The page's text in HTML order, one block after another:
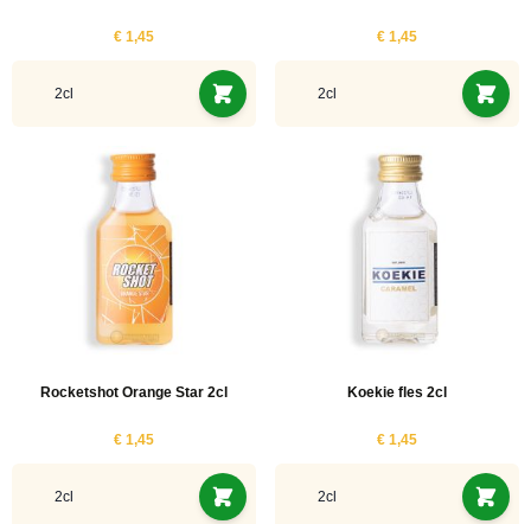
€ 1,45
2cl
€ 1,45
2cl
Rocketshot Orange Star 2cl
€ 1,45
2cl
Koekie fles 2cl
€ 1,45
2cl